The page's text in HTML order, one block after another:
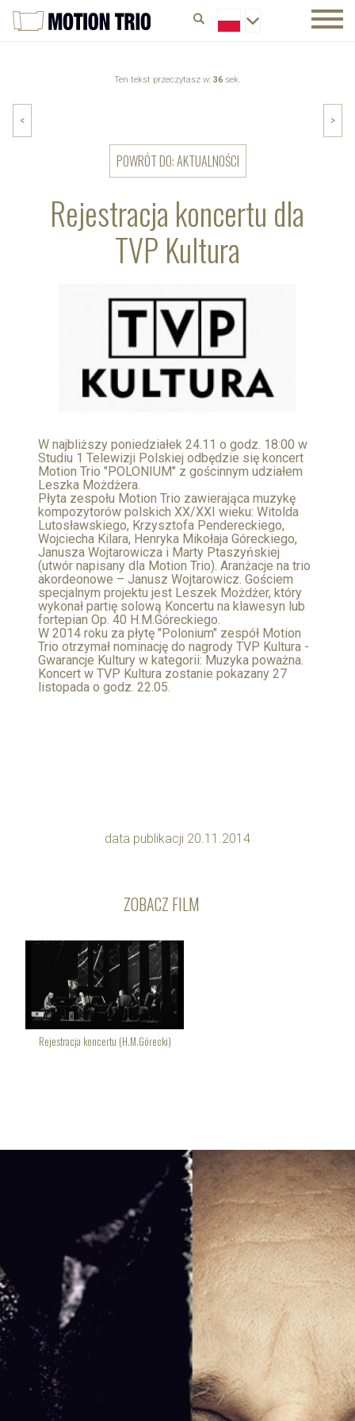
Ten tekst przeczytasz w: 36 sek.
Rejestracja koncertu dla
TVP Kultura
< >
POWRÓT DO: AKTUALNOŚCI
W najbliższy poniedziałek 24.11 o godz. 18:00 w
Studiu 1 Telewizji Polskiej odbędzie się koncert
Motion Trio "POLONIUM" z gościnnym udziałem
Leszka Możdżera.
Płyta zespołu Motion Trio zawierająca muzykę
kompozytorów polskich XX/XXI wieku: Witolda
Lutosławskiego, Krzysztofa Pendereckiego,
Wojciecha Kilara, Henryka Mikołaja Góreckiego,
Janusza Wojtarowicza i Marty Ptaszyńskiej
(utwór napisany dla Motion Trio). Aranżacje na trio
akordeonowe – Janusz Wojtarowicz. Gościem
specjalnym projektu jest Leszek Możdżer, który
wykonał partię solową Koncertu na klawesyn lub
fortepian Op. 40 H.M.Góreckiego.
W 2014 roku za płytę "Polonium" zespół Motion
Trio otrzymał nominację do nagrody TVP Kultura -
Gwarancje Kultury w kategorii: Muzyka poważna.
Koncert w TVP Kultura zostanie pokazany 27
listopada o godz. 22.05.
data publikacji 20.11.2014
ZOBACZ FILM
Rejestracja koncertu (H.M.Górecki)